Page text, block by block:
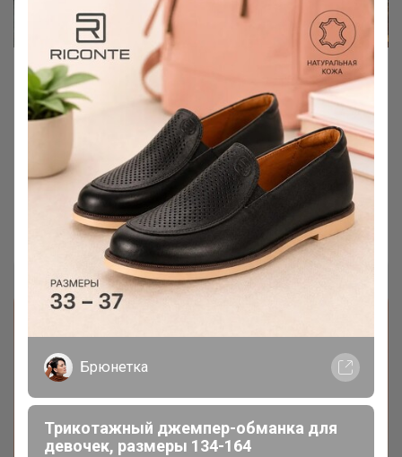
Колбаса Вкусный праздник «Дымов»
230 г
Скидка -29%
Цена итого 106 рублей
Лайм
Брюнетка
Трикотажный джемпер-обманка для
девочек, размеры 134-164